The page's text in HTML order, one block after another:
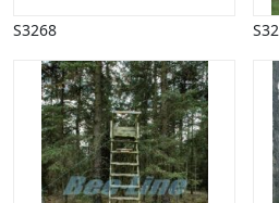
S3268